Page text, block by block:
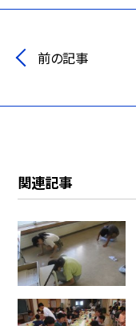
前の記事
関連記事